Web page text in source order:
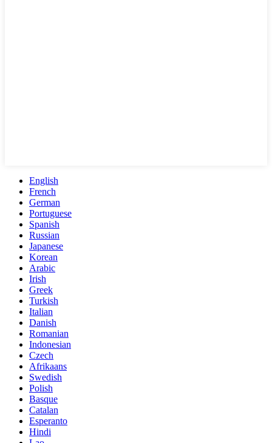
English
French
German
Portuguese
Spanish
Russian
Japanese
Korean
Arabic
Irish
Greek
Turkish
Italian
Danish
Romanian
Indonesian
Czech
Afrikaans
Swedish
Polish
Basque
Catalan
Esperanto
Hindi